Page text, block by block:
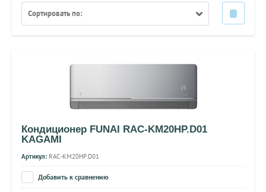
Сортировать по:
Кондиционер FUNAI RAC-KM20HP.D01
KAGAMI
Артикул: RAC-KM20HP.D01
Добавить к сравнению